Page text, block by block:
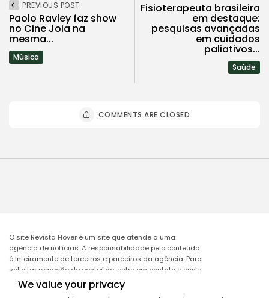
We value your privacy
PREVIOUS POST
Paolo Ravley faz show
no Cine Joia na
mesma...
Música
Fisioterapeuta brasileira
em destaque:
pesquisas avançadas
em cuidados
paliativos...
Saúde
COMMENTS ARE CLOSED
O site Revista Hover é um site que atende a uma
agência de notícias. A responsabilidade pelo conteúdo
é inteiramente de terceiros e parceiros da agência. Para
solicitar remoção de conteúdo, entre em contato e envie
o link da matéria a ser excluída no e-mail:
remocao@mcomglobal.com